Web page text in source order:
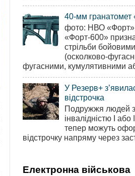
40-мм гранатомет
фото: НВО «Форт»
«Форт-600»
стрільби
(осколково-
фугасними, кумулятивними
У Резерв+
відстрочка
Подружжя людей з
інвалідністю І або
тепер можуть
відстрочку напряму через
Електронна військова